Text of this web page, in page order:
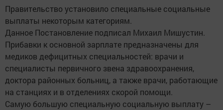
Правительство установило специальные социальные
выплаты некоторым категориям.
Данное Постановление подписал Михаил Мишустин.
Прибавки к основной зарплате предназначены для
медиков дефицитных специальностей: врачи и
специалисты первичного звена здравоохранения,
доктора районных больниц, а также врачи, работающие
на станциях и в отделениях скорой помощи.
Самую большую специальную социальную выплату –